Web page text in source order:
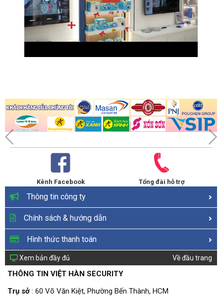
Kênh Facebook Tổng đài hỗ trợ
Thông tin công ty
Chính sách & hướng dẫn
Hình thức thanh toán
Xem bản đầy đủ Về đầu trang
THÔNG TIN VIỆT HÀN SECURITY
Trụ sở : 60 Võ Văn Kiệt, Phường Bến Thành, HCM